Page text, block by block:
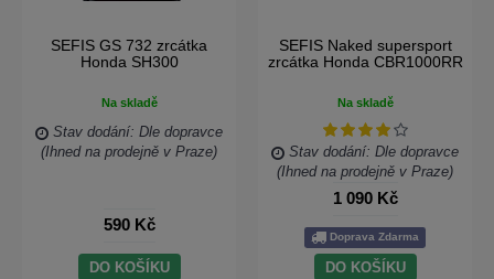
SEFIS GS 732 zrcátka
Honda SH300
Na skladě
Stav dodání: Dle dopravce
(Ihned na prodejně v Praze)
590 Kč
DO KOŠÍKU
SEFIS Naked supersport
zrcátka Honda CBR1000RR
Na skladě
Stav dodání: Dle dopravce
(Ihned na prodejně v Praze)
1 090 Kč
Doprava Zdarma
DO KOŠÍKU